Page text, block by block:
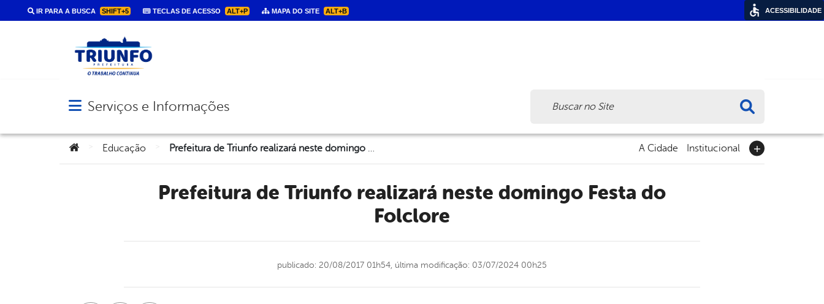
IR PARA A BUSCA SHIFT+5 TECLAS DE ACESSO ALT+P MAPA DO SITE ALT+B
Abrir menu principal de navegação
Serviços e Informações
Você está aqui:
Educação Prefeitura de Triunfo realizará neste domingo Festa do Folclore A Cidade Institucional
Prefeitura de Triunfo realizará neste domingo Festa do
Folclore
publicado: 20/08/2017 01h54, última modificação: 03/07/2024 00h25
ACESSIBILIDADE